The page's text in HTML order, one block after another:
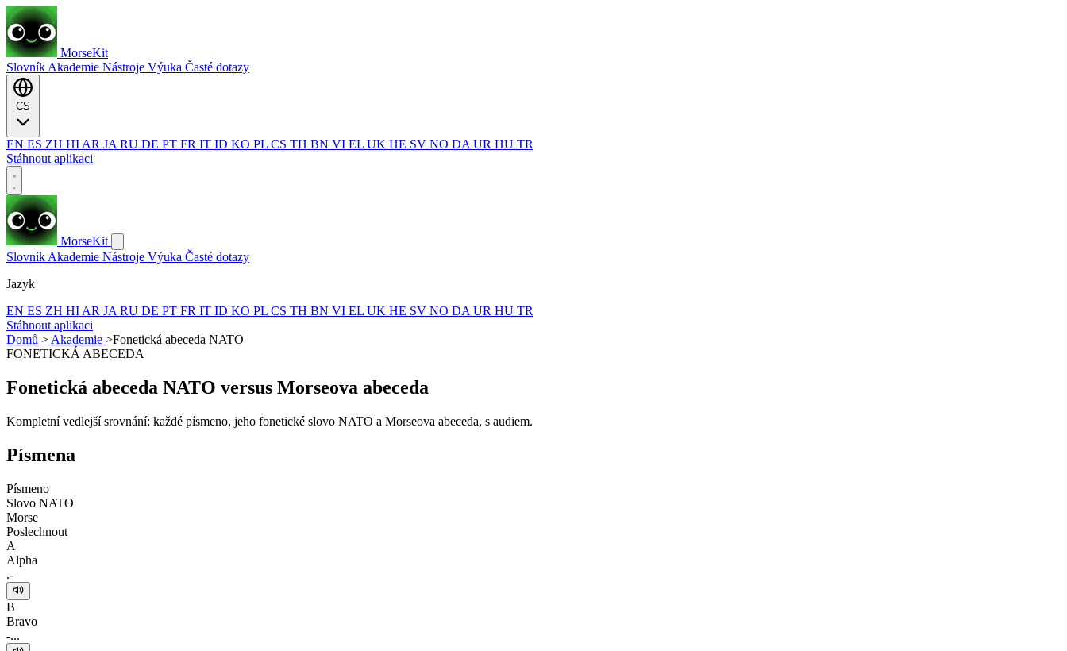
MorseKit
Slovník Akademie Nástroje Výuka Časté dotazy
EN ES ZH HI AR JA RU DE PT FR IT ID KO PL CS TH BN VI EL UK HE SV NO DA UR HU TR
Stáhnout aplikaci
MorseKit
Slovník Akademie Nástroje Výuka Časté dotazy
Jazyk
EN ES ZH HI AR JA RU DE PT FR IT ID KO PL CS TH BN VI EL UK HE SV NO DA UR HU TR
Stáhnout aplikaci
Domů > Akademie >Fonetická abeceda NATO
FONETICKÁ ABECEDA
Fonetická abeceda NATO versus Morseova abeceda
Kompletní vedlejší srovnání: každé písmeno, jeho fonetické slovo NATO a Morseova abeceda, s audiem.
Písmena
Písmeno
Slovo NATO
Morse
Poslechnout
A
Alpha
.-
B
Bravo
-...